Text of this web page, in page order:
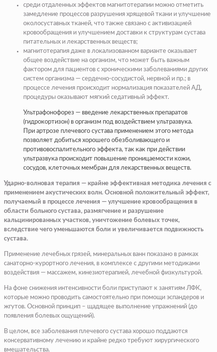
среди отдаленных эффектов магнитотерапии можно отметить
замедление процессов разрушения хрящевой ткани и улучшение
околосуставных тканей, что также связано с активизацией
кровообращения и улучшением доставки к структурам сустава
питательных и лекарственных веществ;
магнитотерапия даже в локализованном варианте оказывает
общее воздействие на организм, что может быть важным
фактором для пациентов с хроническими заболеваниями других
систем организма — сердечно-сосудистой, нервной и пр.; в
процессе лечения происходит нормализация показателей АД,
процедуры оказывают мягкий седативный эффект.
Ультрафонофорез — введение лекарственных препаратов
(гидрокортизон) в организм под воздействием ультразвука.
При артрозе плечевого сустава применением этого метода
позволяет добиться хорошего обезболивающего и
противовоспалительного эффекта, так как при действии
ультразвука происходит повышение проницаемости кожи,
сосудов, клеточных мембран для лекарственных веществ.
Ударно-волновая терапия — крайне эффективная методика лечения с
применением акустических волн. Основной положительный эффект,
получаемый в процессе лечения — улучшение кровообращения в
области больного сустава, размягчение и разрушение
кальцинированных участков, уничтожение болевых точек,
вследствие чего уменьшаются боли и увеличивается подвижность
сустава.
Применение лечебных грязей, минеральных ванн показано в рамках
санаторно-курортного лечения, в комплексе с другими методиками
воздействия — массажем, кинезиотерапией, лечебной физкультурой.
На фоне снижения интенсивности боли приступают к занятиям ЛФК,
которые можно проводить самостоятельно при помощи эспандеров и
жгутов. Основной принцип – щадящее выполнение упражнений (до
появления болевых ощущений).
В целом, все заболевания плечевого сустава хорошо поддаются
консервативному лечению и крайне редко требуют хирургического
вмешательства.